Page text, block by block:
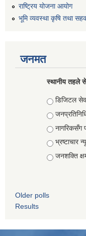
राष्ट्रिय योजना आयोग
भूमि व्यवस्था कृषि तथा
जनमत
स्थानीय तहले
Choices
डिजिटल
नागरिकसँग
भ्रष्टाचार
जनशक्ति
Older polls
Results